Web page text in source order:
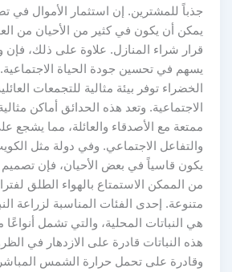
جذباً للمشترين. إن استثمار الأموال في
يمكن أن يكون في كثير من الأحيان من
قرار شراء المنازل. علاوة على ذلك،
يسهم في تحسين جودة الحياة
الخضراء توفر بيئة مثالية للتجمعات
الاجتماعية. وتعد هذه الحدائق أماكن
ممتعة مع الأصدقاء والعائلة، مما يشجع
والتفاعل الاجتماعي. وفي دولة مثل
يكون قاسياً في بعض الأحيان، فإن
من الممكن الاستمتاع بالهواء الطلق
متنوعة. إحدى الفئات المناسبة لزراعة
هي النباتات المحلية، والتي تشمل أنواعًا
هذه النباتات قادرة على الازدهار في
وقادرة على تحمل حرارة الشمس